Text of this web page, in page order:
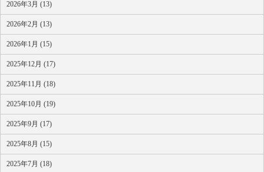
2026年3月 (13)
2026年2月 (13)
2026年1月 (15)
2025年12月 (17)
2025年11月 (18)
2025年10月 (19)
2025年9月 (17)
2025年8月 (15)
2025年7月 (18)